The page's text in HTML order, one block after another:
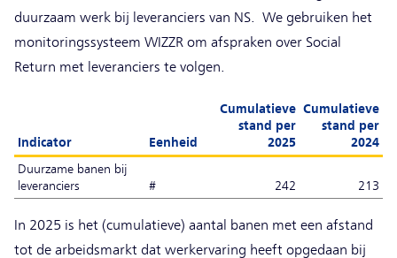
duurzaam werk bij leveranciers van NS. We gebruiken het
monitoringssysteem WIZZR om afspraken over Social
Return met leveranciers te volgen.
Indicator Eenheid
Cumulatieve
stand per
2025
Cumulatieve
stand per
2024
Duurzame banen bij
leveranciers
# 242 213
In 2025 is het (cumulatieve) aantal banen met een afstand
tot de arbeidsmarkt dat werkervaring heeft opgedaan bij